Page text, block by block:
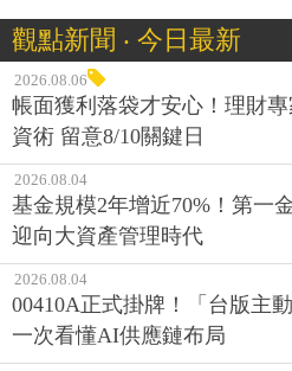
觀點新聞 ‧ 今日最新
2026.08.06
帳面獲利落袋才安心！理財
資術 留意8/10關鍵日
2026.08.04
基金規模2年增近70%！第一
迎向大資產管理時代
2026.08.04
00410A正式掛牌！「台版主
一次看懂AI供應鏈布局